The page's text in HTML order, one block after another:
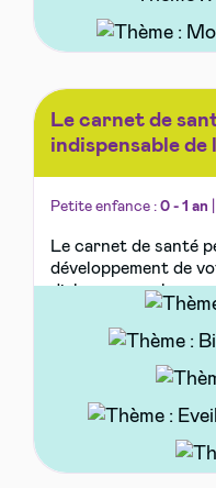
Le carnet de
indispensable
Petite enfance : 0 - 1 an
Le carnet de santé
développement de
dialogue avec les
document est
fonction des...
Lire la suite